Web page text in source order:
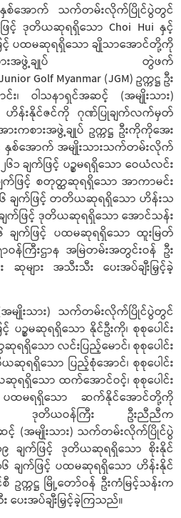
စ်အောက် သက်တမ်းလိုက်ပြိုင်ပွဲတွင်
ဖြင့် ဒုတိယဆုရရှိသော Choi Hui နှင့်
ဖြင့် ပထမဆုရရှိသော ချိုသာအောင်တို့ကို
အားကစားအဖွဲ့ချုပ် တွဲဖက်
Golf Myanmar (JGM) ဥက္ကဋ္ဌ ဦး
၊ ဝါသနာရှင်အဆင့် (အမျိုးသား)
န်းနိုင်ဇင်ကို ဂုဏ်ပြုချက်လက်မှတ်
းကစားအဖွဲ့ချုပ် ဥက္ကဋ္ဌ ဦးကိုကိုအေး
စ်အောက် အမျိုးသားသက်တမ်းလိုက်
၁ ချက်ဖြင့် ပဉ္စမရရှိသော ဝေယံလင်း
ျက်ဖြင့် စတုတ္ထဆုရရှိသော အာကာမင်း
၃၆ ချက်ဖြင့် တတိယဆုရရှိသော ဟိန်းသ
ချက်ဖြင့် ဒုတိယဆုရရှိသော အောင်သန်း
ချက်ဖြင့် ပထမဆုရရှိသော ထူးမြတ်
န်ကြီးဌာန အမြဲတမ်းအတွင်းဝန် ဦး
များ အသီးသီး ပေးအပ်ချီးမြှင့်ခဲ့
းသား) သက်တမ်းလိုက်ပြိုင်ပွဲတွင်
ပဉ္စမဆုရရှိသော နိုင်ဦးကို၊ စုစုပေါင်း
ရရှိသော လင်းပြည့်မောင်၊ စုစုပေါင်း
ရရှိသော ပြည့်စုံအောင်၊ စုစုပေါင်း
ရရှိသော ထက်အောင်ဝင့်၊ စုစုပေါင်း
ပထမရရှိသော ဆက်နိုင်အောင်တို့ကို
းဌာန ဒုတိယဝန်ကြီး ဦးညီညီက
င့် (အမျိုးသား) သက်တမ်းလိုက်ပြိုင်ပွဲ
ချက်ဖြင့် ဒုတိယဆုရရှိသော စိုးနိုင်
၆ ချက်ဖြင့် ပထမဆုရရှိသော ဟိန်းနိုင်
က္ကဋ္ဌ မြို့တော်ဝန် ဦးကံမြင့်သန်းက
ေးအပ်ချီးမြှင့်ခဲ့ကြသည်။